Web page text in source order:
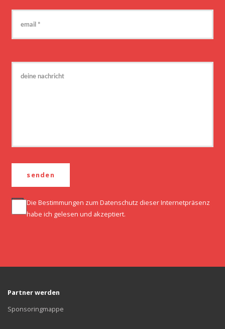
Die Bestimmungen zum Datenschutz dieser Internetpräsenz
habe ich gelesen und akzeptiert.
Partner werden
Sponsoringmappe